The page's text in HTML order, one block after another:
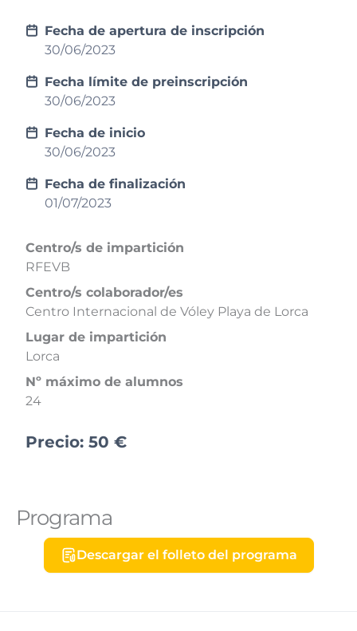
Fecha de apertura de inscripción
30/06/2023
Fecha límite de preinscripción
30/06/2023
Fecha de inicio
30/06/2023
Fecha de finalización
01/07/2023
Centro/s de impartición
RFEVB
Centro/s colaborador/es
Centro Internacional de Vóley Playa de Lorca
Lugar de impartición
Lorca
Nº máximo de alumnos
24
Precio: 50 €
Programa
Descargar el folleto del programa